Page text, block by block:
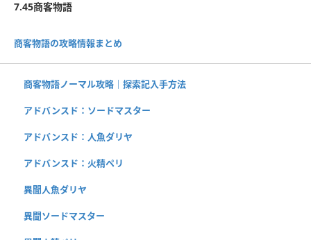
7.45商客物語
商客物語の攻略情報まとめ
商客物語ノーマル攻略｜探索記入手方法
アドバンスド：ソードマスター
アドバンスド：人魚ダリヤ
アドバンスド：火精ペリ
異聞人魚ダリヤ
異聞ソードマスター